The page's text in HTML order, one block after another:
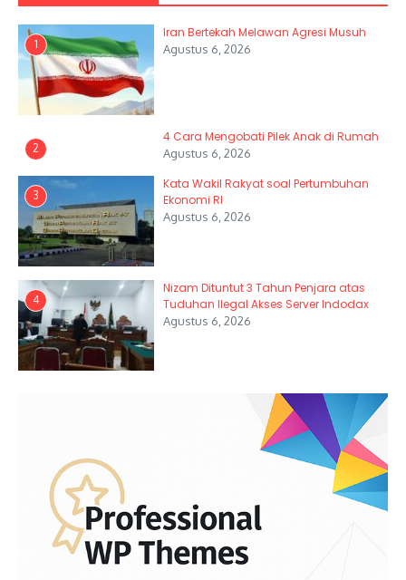
1
Iran Bertekah Melawan Agresi Musuh
Agustus 6, 2026
2
4 Cara Mengobati Pilek Anak di Rumah
Agustus 6, 2026
3
Kata Wakil Rakyat soal Pertumbuhan
Ekonomi RI
Agustus 6, 2026
4
Nizam Dituntut 3 Tahun Penjara atas
Tuduhan Ilegal Akses Server Indodax
Agustus 6, 2026